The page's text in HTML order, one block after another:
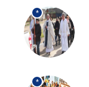
*
*